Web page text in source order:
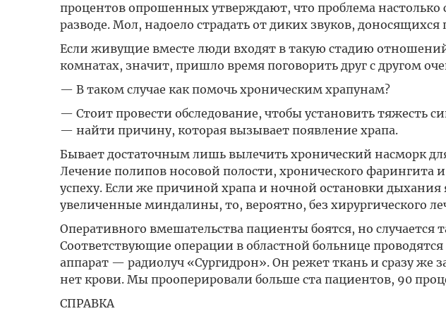
процентов опрошенных утверждают, что проблема
разводе. Мол, надоело страдать от диких звуков,
Если живущие вместе люди входят в такую стадию
комнатах, значит, пришло время поговорить друг с другом
— В таком случае как помочь хроническим храпунам?
— Стоит провести обследование, чтобы установить тяжесть
— найти причину, которая вызывает появление храпа.
Бывает достаточным лишь вылечить хронический насморк
Лечение полипов носовой полости, хронического фарингита
успеху. Если же причиной храпа и ночной остановки дыхания
увеличенные миндалины, то, вероятно, без хирургического
Оперативного вмешательства пациенты боятся, но случается
Соответствующие операции в областной больнице проводятся
аппарат — радиолуч «Сургидрон». Он режет ткань и сразу же
нет крови. Мы прооперировали больше ста пациентов, 90
СПРАВКА